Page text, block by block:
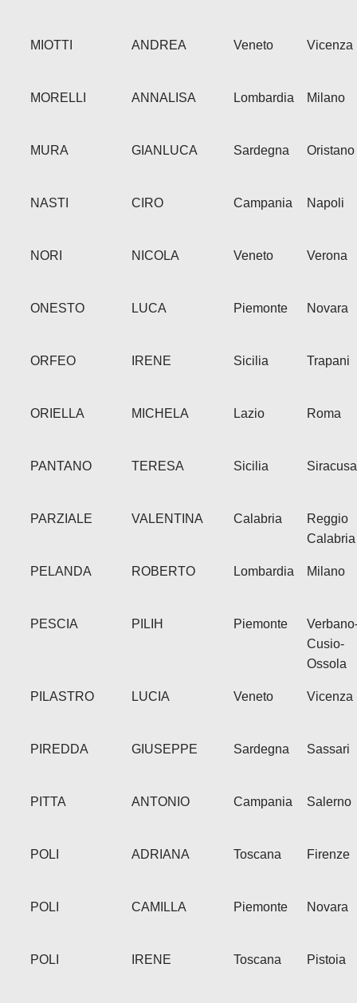
MIOTTI ANDREA Veneto Vicenza
MORELLI ANNALISA Lombardia Milano
MURA GIANLUCA Sardegna Oristano
NASTI CIRO Campania Napoli
NORI NICOLA Veneto Verona
ONESTO LUCA Piemonte Novara
ORFEO IRENE Sicilia Trapani
ORIELLA MICHELA Lazio Roma
PANTANO TERESA Sicilia Siracusa
PARZIALE VALENTINA Calabria
Reggio
Calabria
PELANDA ROBERTO Lombardia Milano
PESCIA PILIH Piemonte
Cusio-
Ossola
PILASTRO LUCIA Veneto Vicenza
PIREDDA GIUSEPPE Sardegna Sassari
PITTA ANTONIO Campania Salerno
POLI ADRIANA Toscana Firenze
POLI CAMILLA Piemonte Novara
POLI IRENE Toscana Pistoia